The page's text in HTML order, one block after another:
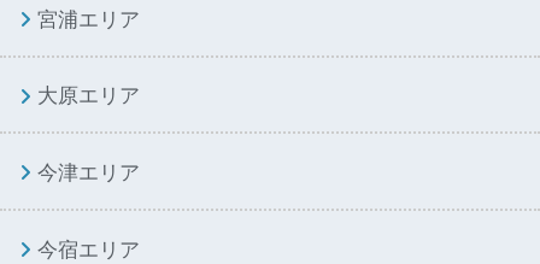
宮浦エリア
大原エリア
今津エリア
今宿エリア